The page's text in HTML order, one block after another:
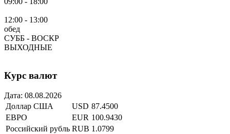
12:00 - 13:00
обед
СУББ - ВОСКР
ВЫХОДНЫЕ
Курс валют
Дата: 08.08.2026
Доллар США
USD 87.4500
ЕВРО
EUR 100.9430
Российский рубль RUB 1.0799